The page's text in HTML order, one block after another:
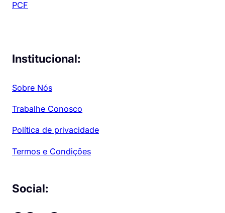
PCF
Institucional:
Sobre Nós
Trabalhe Conosco
Política de privacidade
Termos e Condições
Social: